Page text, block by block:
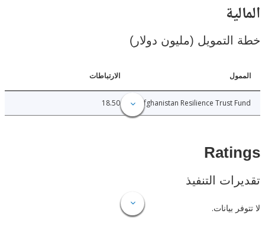
(مليون دولار)
الارتباطات
Afghanistan Resilience Trust
18.50
التنفيذ
بيانات.